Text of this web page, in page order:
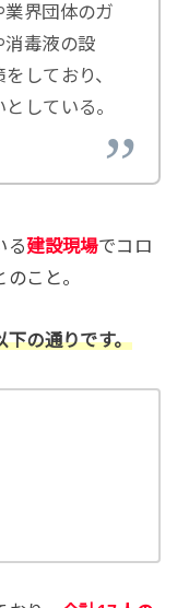
業界団体のガ
消毒液の設
しており、
している。
る建設現場でコロ
こと。
下の通りです。